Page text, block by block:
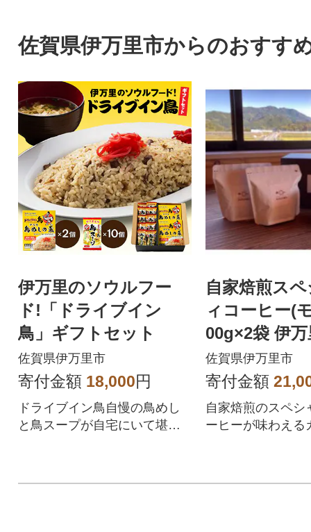
佐賀県伊万里市からのおすす
伊万里のソウルフー
ド!「ドライブイン
鳥」ギフトセット
佐賀県伊万里市
寄付金額 18,000円
ドライブイン鳥自慢の鳥めし
と鳥スープが自宅にいて堪能
自家焙煎ス
ィコーヒー(
00g×2袋 伊
カップ
佐賀県伊万里市
寄付金額
自家焙煎のスペシ
ーヒーが味わえる